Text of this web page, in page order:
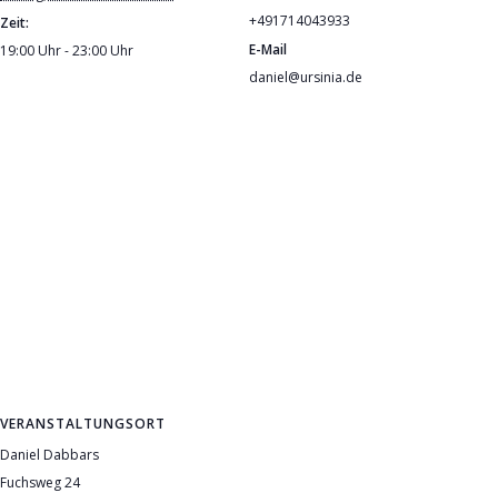
Zeit:
19:00 Uhr - 23:00 Uhr
+491714043933
E-Mail
daniel@ursinia.de
VERANSTALTUNGSORT
Daniel Dabbars
Fuchsweg 24